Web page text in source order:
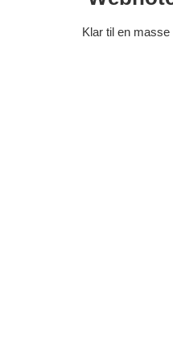
Klar til en